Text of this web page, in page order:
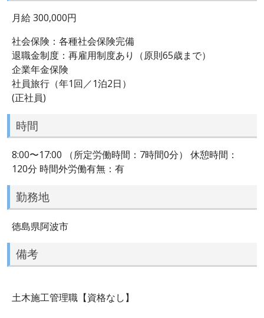
月給 300,000円
社会保険：各種社会保険完備
退職金制度：再雇用制度あり（原則65歳まで）
企業年金保険
社員旅行（年1回／1泊2日）
(正社員)
時間
8:00〜17:00 （所定労働時間：7時間0分） 休憩時間：
120分 時間外労働有無：有
勤務地
徳島県阿波市
備考
土木施工管理職【資格なし】